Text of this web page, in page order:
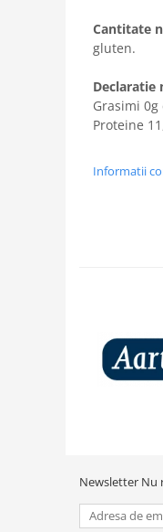
Cantitate
gluten.
Declaratie
Grasimi
Proteine
Informatii
Newsletter Nu